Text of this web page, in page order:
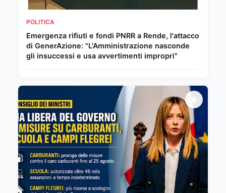
POLITICA
Emergenza rifiuti e fondi PNRR a Rende, l'attacco
di GenerAzione: "L'Amministrazione nasconde
gli insuccessi e usa avvertimenti impropri"